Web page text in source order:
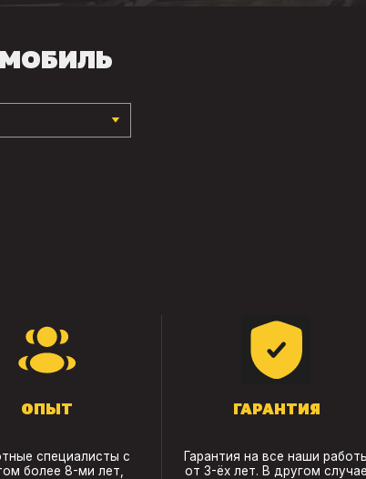
ОПЫТ
специалисты с
более 8-ми лет,
ГАРАНТИЯ
Гарантия на все наши
от 3-ёх лет. В другом случае